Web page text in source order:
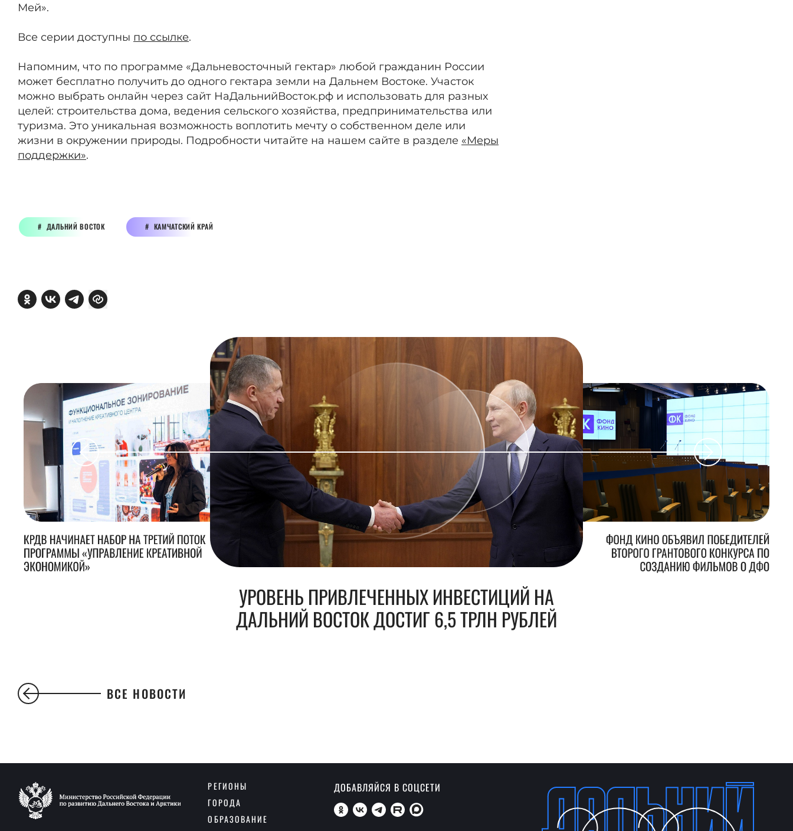
Мей».
Все серии доступны по ссылке.
Напомним, что по программе «Дальневосточный гектар» любой гражданин России
может бесплатно получить до одного гектара земли на Дальнем Востоке. Участок
можно выбрать онлайн через сайт НаДальнийВосток.рф и использовать для разных
целей: строительства дома, ведения сельского хозяйства, предпринимательства или
туризма. Это уникальная возможность воплотить мечту о собственном деле или
жизни в окружении природы. Подробности читайте на нашем сайте в разделе «Меры
поддержки».
ДАЛЬНИЙ ВОСТОК КАМЧАТСКИЙ КРАЙ
КРДВ НАЧИНАЕТ НАБОР НА ТРЕТИЙ ПОТОК
ПРОГРАММЫ «УПРАВЛЕНИЕ КРЕАТИВНОЙ
ЭКОНОМИКОЙ»
УРОВЕНЬ ПРИВЛЕЧЕННЫХ ИНВЕСТИЦИЙ НА
ДАЛЬНИЙ ВОСТОК ДОСТИГ 6,5 ТРЛН РУБЛЕЙ
ФОНД КИНО ОБЪЯВИЛ ПОБЕДИТЕЛЕЙ
ВТОРОГО ГРАНТОВОГО КОНКУРСА ПО
СОЗДАНИЮ ФИЛЬМОВ О ДФО
ВСЕ НОВОСТИ
РЕГИОНЫ
ГОРОДА
ОБРАЗОВАНИЕ
ДОБАВЛЯЙСЯ В СОЦСЕТИ